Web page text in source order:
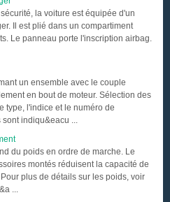
la voiture est équipée d'un
Il est plié dans un compartiment
Le panneau porte l'inscription airbag.
un ensemble avec le couple
en bout de moteur. Sélection des
type, l'indice et le numéro de
indiqu&eacu ...
du poids en ordre de marche. Le
montés réduisent la capacité de
plus de détails sur les poids, voir
...